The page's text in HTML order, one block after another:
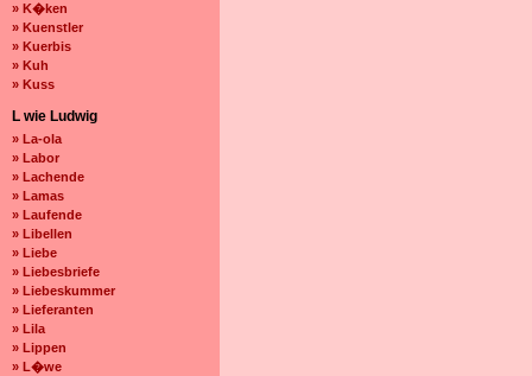
» K�ken
» Kuenstler
» Kuerbis
» Kuh
» Kuss
L wie Ludwig
» La-ola
» Labor
» Lachende
» Lamas
» Laufende
» Libellen
» Liebe
» Liebesbriefe
» Liebeskummer
» Lieferanten
» Lila
» Lippen
» L�we